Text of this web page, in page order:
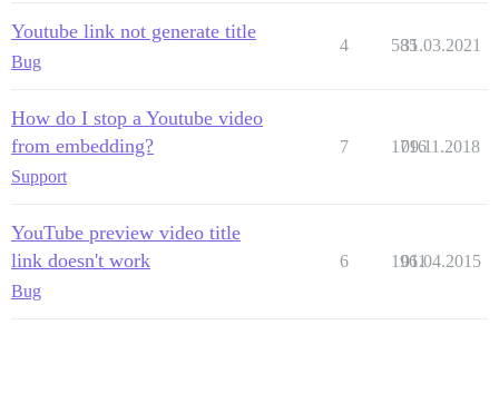
Youtube link not generate title
Bug
4 585
31.03.2021
How do I stop a Youtube video
from embedding?
Support
7 1716
09.11.2018
YouTube preview video title
link doesn't work
Bug
6 1961
01.04.2015